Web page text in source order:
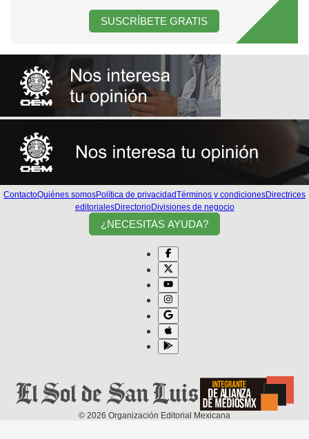
SUSCRÍBETE GRATIS
ContactoQuiénes somosPolítica de privacidadTérminos y condicionesDirectrices
editorialesDirectorioDivisiones de negocio
¿NECESITAS AYUDA?
© 2026 Organización Editorial Mexicana